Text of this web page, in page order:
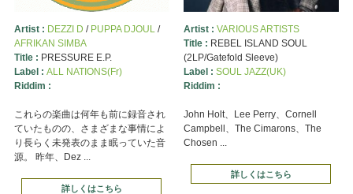
Artist : DEZZI D / PUPPA DJOUL/
AFRIKAN SIMBA
Title : PRESSURE E.P.
Label : ALL NATIONS(Fr)
Riddim :
これらの楽曲は何年も前に録音され
ていたものの、さまざまな事情によ
り長らく未発表のまま眠っていた音
源。 昨年、Dez ...
詳しくはこちら
Artist : VARIOUS ARTISTS
Title : REBEL ISLAND SOUL
(2LP/Gatefold Sleeve)
Label : SOUL JAZZ(UK)
Riddim :
John Holt、Lee Perry、Cornell
Campbell、The Cimarons、The
Chosen ...
詳しくはこちら